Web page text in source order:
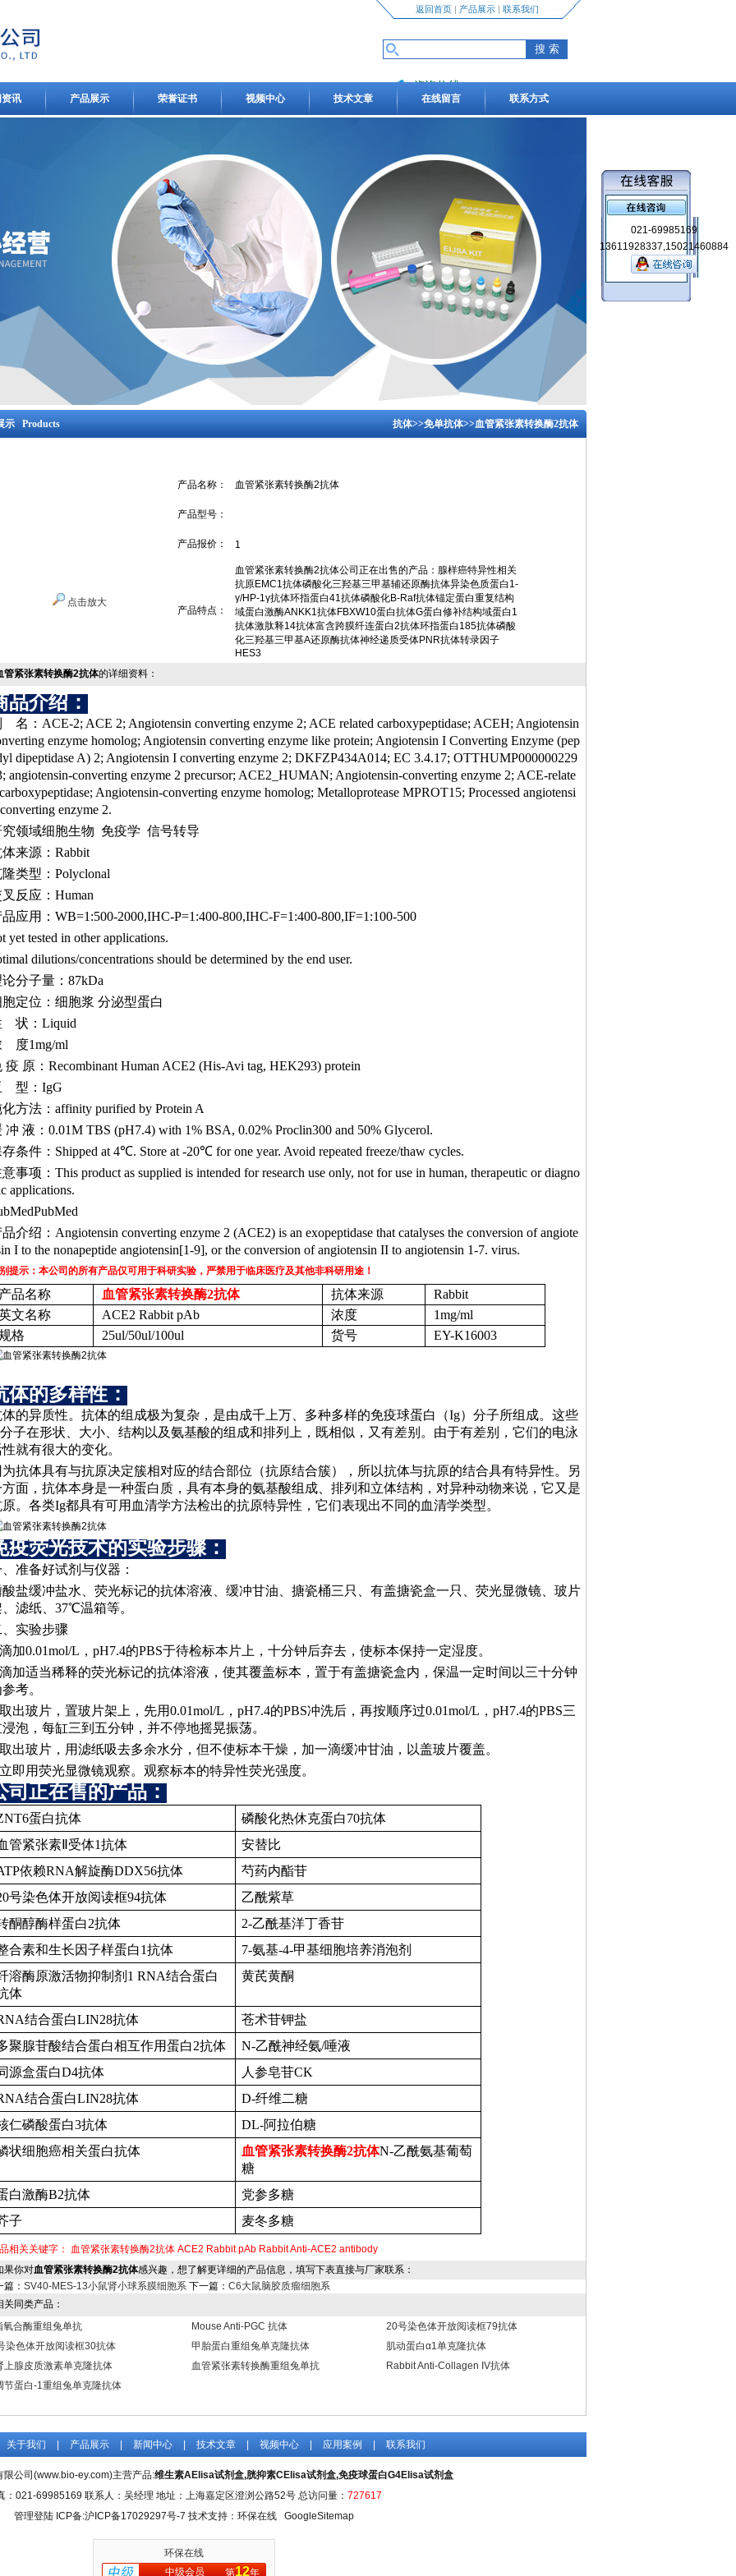
返回首页| 产品展示| 联系我们
咨询热线
13611928337,15021460884
讯 产品展示 荣誉证书 视频中心 技术文章 在线留言 联系方式
示 Products 抗体>>免单抗体>>血管紧张素转换酶2抗体
点击放大
产品名称： 血管紧张素转换酶2抗体
产品型号：
产品报价： 1
产品特点：
血管紧张素转换酶2抗体公司正在出售的产品：腺样癌特异性相关
抗原EMC1抗体磷酸化三羟基三甲基辅还原酶抗体异染色质蛋白1-
γ/HP-1γ抗体环指蛋白41抗体磷酸化B-Raf抗体锚定蛋白重复结构
域蛋白激酶ANKK1抗体FBXW10蛋白抗体G蛋白修补结构域蛋白1
抗体激肽释14抗体富含跨膜纤连蛋白2抗体环指蛋白185抗体磷酸
化三羟基三甲基A还原酶抗体神经递质受体PNR抗体转录因子
HES3
管紧张素转换酶2抗体的详细资料：
品介绍：
名： ACE-2; ACE 2; Angiotensin converting enzyme 2; ACE related carboxypeptidase; ACEH; Angiotensin
enzyme homolog; Angiotensin converting enzyme like protein; Angiotensin I Converting Enzyme (pep
dipeptidase A) 2; Angiotensin I converting enzyme 2; DKFZP434A014; EC 3.4.17; OTTHUMP000000229
angiotensin-converting enzyme 2 precursor; ACE2_HUMAN; Angiotensin-converting enzyme 2; ACE-relate
Angiotensin-converting enzyme homolog; Metalloprotease MPROT15; Processed angiotensi
enzyme 2.
究领域细胞生物 免疫学 信号转导
来源： Rabbit
类型： Polyclonal
反应： Human
应用： WB=1:500-2000,IHC-P=1:400-800,IHC-F=1:400-800,IF=1:100-500
yet tested in other applications.
dilutions/concentrations should be determined by the end user.
分子量： 87kDa
定位：细胞浆 分泌型蛋白
状： Liquid
度1mg/ml
疫 原： Recombinant Human ACE2 (His-Avi tag, HEK293) protein
型： IgG
方法： affinity purified by Protein A
冲 液： 0.01M TBS (pH7.4) with 1% BSA, 0.02% Proclin300 and 50% Glycerol.
条件： Shipped at 4℃. Store at -20℃ for one year. Avoid repeated freeze/thaw cycles.
事项： This product as supplied is intended for research use only, not for use in human, therapeutic or diagno
applications.
介绍： Angiotensin converting enzyme 2 (ACE2) is an exopeptidase that catalyses the conversion of angiote
I to the nonapeptide angiotensin[1-9], or the conversion of angiotensin II to angiotensin 1-7. virus.
提示：本公司的所有产品仅可用于科研实验，严禁用于临床医疗及其他非科研用途！
品名称 血管紧张素转换酶2抗体 抗体来源
Rabbit
文名称
ACE2 Rabbit pAb 浓度
1mg/ml
格
25ul/50ul/100ul 货号 EY-K16003
体的多样性：
体的异质性。抗体的组成极为复杂，是由成千上万、多种多样的免疫球蛋白（Ig）分子所组成。这些
子在形状、大小、结构以及氨基酸的组成和排列上，既相似，又有差别。由于有差别，它们的电泳
就有很大的变化。
为抗体具有与抗原决定簇相对应的结合部位（抗原结合簇），所以抗体与抗原的结合具有特异性。另
方面，抗体本身是一种蛋白质，具有本身的氨基酸组成、排列和立体结构，对异种动物来说，它又是
原。各类Ig都具有可用血清学方法检出的抗原特异性，它们表现出不同的血清学类型。
疫荧光技术的实验步骤：
准备好试剂与仪器：
酸盐缓冲盐水、荧光标记的抗体溶液、缓冲甘油、搪瓷桶三只、有盖搪瓷盒一只、荧光显微镜、玻片
滤纸、 37℃温箱等。
、实验步骤
加0.01mol/L，pH7.4的PBS于待检标本片上，十分钟后弃去，使标本保持一定湿度。
加适当稀释的荧光标记的抗体溶液，使其覆盖标本，置于有盖搪瓷盒内，保温一定时间以三十分钟
考。
出玻片，置玻片架上，先用0.01mol/L，pH7.4的PBS冲洗后，再按顺序过0.01mol/L，pH7.4的PBS三
泡，每缸三到五分钟，并不停地摇晃振荡。
出玻片，用滤纸吸去多余水分，但不使标本干燥，加一滴缓冲甘油，以盖玻片覆盖。
即用荧光显微镜观察。观察标本的特异性荧光强度。
司正在售的产品：
蛋白抗体 磷酸化热休克蛋白70抗体
管紧张素 Ⅱ受体1抗体
安替比
依赖RNA解旋酶DDX56抗体
芍药内酯苷
号染色体开放阅读框94抗体
乙酰紫草
酮醇酶样蛋白2抗体
2-乙酰基洋丁香苷
合素和生长因子样蛋白1抗体
7-氨基-4-甲基细胞培养消泡剂
溶酶原激活物抑制剂 1 RNA结合蛋白
体
黄芪黄酮
结合蛋白LIN28抗体
苍术苷钾盐
聚腺苷酸结合蛋白相互作用蛋白2抗体
N-乙酰神经氨/唾液
源盒蛋白D4抗体 人参皂苷CK
结合蛋白LIN28抗体
D-纤维二糖
仁磷酸蛋白3抗体
DL-阿拉伯糖
状细胞癌相关蛋白抗体
血管紧张素转换酶2抗体N-乙酰氨基葡萄
糖
白激酶B2抗体
党参多糖
子
麦冬多糖
相关关键字： 血管紧张素转换酶2抗体 ACE2 Rabbit pAb Rabbit Anti-ACE2 antibody
你对血管紧张素转换酶2抗体感兴趣，想了解更详细的产品信息，填写下表直接与厂家联系：
篇： SV40-MES-13小鼠肾小球系膜细胞系 下一篇： C6大鼠脑胶质瘤细胞系
同类产品：
氧合酶重组兔单抗
Mouse Anti-PGC 抗体
20号染色体开放阅读框79抗体
染色体开放阅读框30抗体
甲胎蛋白重组兔单克隆抗体
肌动蛋白α1单克隆抗体
上腺皮质激素单克隆抗体
血管紧张素转换酶重组兔单抗
Rabbit Anti-Collagen IV抗体
节蛋白-1重组兔单克隆抗体
关于我们 产品展示 新闻中心 技术文章 视频中心 应用案例 联系我们
公司(www.bio-ey.com)主营产品:维生素AElisa试剂盒,胱抑素CElisa试剂盒,免疫球蛋白G4Elisa试剂盒
：021-69985169 联系人：吴经理 地址：上海嘉定区澄浏公路52号 总访问量： 727617
管理登陆 ICP备:沪ICP备17029297号-7 技术支持：环保在线 GoogleSitemap
021-69985169
13611928337,15021460884
环保在线
中级会员
第12年